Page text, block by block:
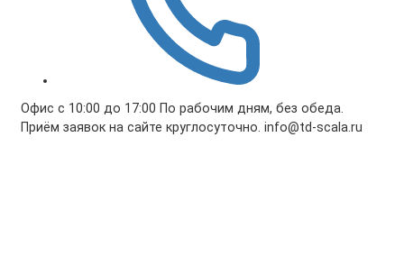
Офис с 10:00 до 17:00 По рабочим дням, без обеда.
Приём заявок на сайте круглосуточно. info@td-scala.ru